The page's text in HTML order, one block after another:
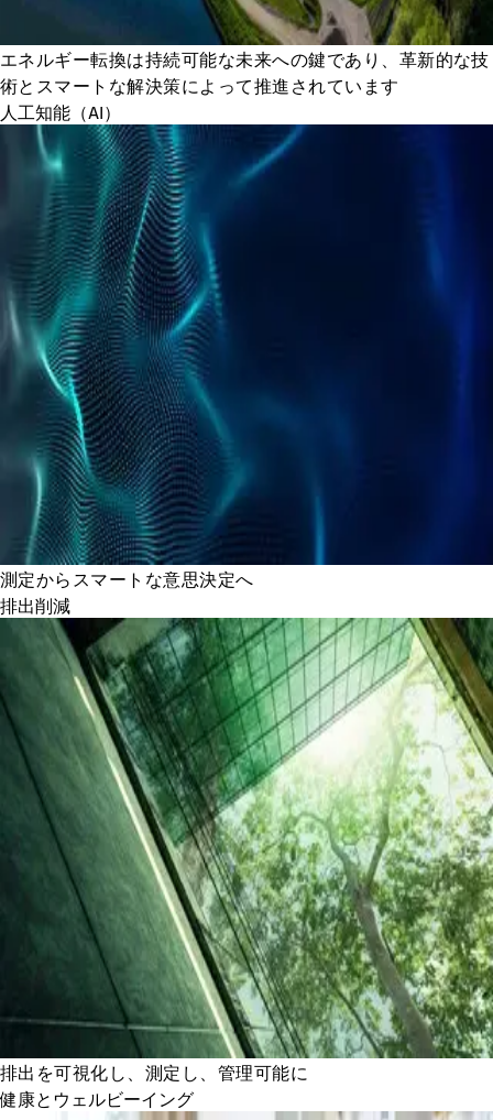
エネルギー転換は持続可能な未来への鍵であり、革新的な技
術とスマートな解決策によって推進されています
人工知能（AI）
測定からスマートな意思決定へ
排出削減
排出を可視化し、測定し、管理可能に
健康とウェルビーイング